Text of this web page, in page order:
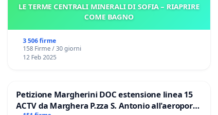
LE TERME CENTRALI MINERALI DI SOFIA – RIAPRIRE
COME BAGNO
3 506 firme
158 Firme / 30 giorni
12 Feb 2025
Petizione Margherini DOC estensione linea 15
ACTV da Marghera P.zza S. Antonio all'aeroporto